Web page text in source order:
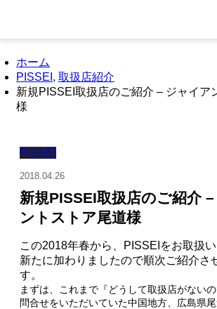
ホーム
PISSEI , 取扱店紹介
新規PISSEI取扱店のご紹介 – ジャイア
様
PISSEI
2018.04.26
新規PISSEI取扱店のご紹介
ントストア尾道様
この2018年春から、PISSEIをお取扱
新たに加わりましたので順次ご紹介さ
す。
まずは、これまで『どうして取扱店がない
問合せをいただいていた中国地方、広島県